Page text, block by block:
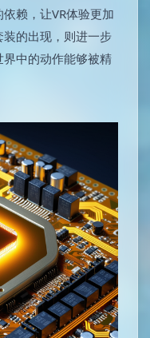
赖，让VR体验更加
的出现，则进一步
中的动作能够被精